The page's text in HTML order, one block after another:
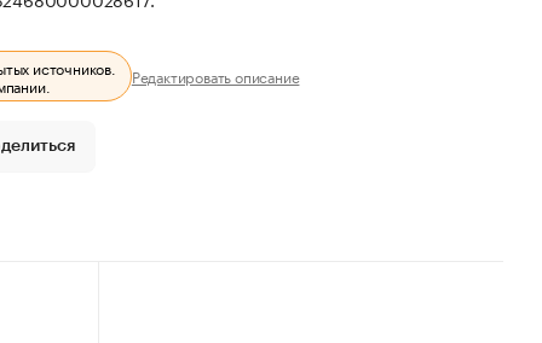
источников.
Редактировать описание